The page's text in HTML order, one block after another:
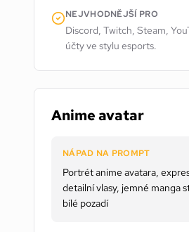
NEJVHODNĚJŠÍ PRO
Discord, Twitch, Steam,
účty ve stylu esports.
Anime avatar
NÁPAD NA PROMPT
Portrét anime avatara,
detailní vlasy, jemné manga
bílé pozadí